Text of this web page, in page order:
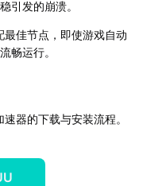
引发的崩溃。
最佳节点，即使游戏自动
畅运行。
器的下载与安装流程。